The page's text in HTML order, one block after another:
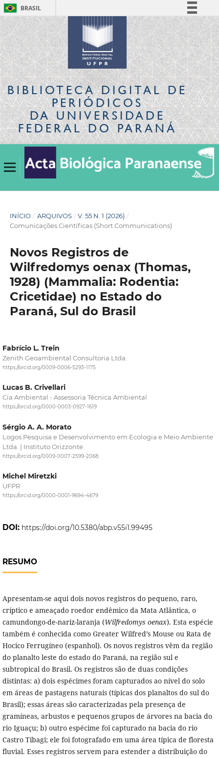
BRASIL
Simplifique!
Comunica BR
Participe
Acesso à informação
Legislação
Canais
BIBLIOTECA DIGITALDE
PERIÓDICOS
DA UNIVERSIDADE
FEDERAL DO PARANÁ
INÍCIO / ARQUIVOS / V. 55 N. 1 (2026) /
Comunicações Científicas (Short Communications)
Novos Registros de
Wilfredomys oenax (Thomas,
1928) (Mammalia: Rodentia:
Cricetidae) no Estado do
Paraná, Sul do Brasil
Fabrício L. Trein
Zenith Geoambiental Consultoria Ltda.
https://orcid.org/0009-0006-5293-1175
Lucas B. Crivellari
Cia Ambiental - Assessoria Técnica Ambiental
https://orcid.org/0000-0003-0927-1619
Sérgio A. A. Morato
Logos Pesquisa e Desenvolvimento em Ecologia e Meio Ambiente
Ltda. | Instituto Orizzonte
https://orcid.org/0009-0007-2599-2068
Michel Miretzki
UFPR
https://orcid.org/0000-0001-9694-4679
DOI: https://doi.org/10.5380/abp.v55i1.99495
RESUMO
Apresentam-se aqui dois novos registros do pequeno, raro,
críptico e ameaçado roedor endêmico da Mata Atlântica, o
camundongo-de-nariz-laranja (Wilfredomys oenax). Esta espécie
também é conhecida como Greater Wilfred’s Mouse ou Rata de
Hocico Ferrugíneo (espanhol). Os novos registros vêm da região
do planalto leste do estado do Paraná, na região sul e
subtropical do Brasil. Os registros são de duas condições
distintas: a) dois espécimes foram capturados ao nível do solo
em áreas de pastagens naturais (típicas dos planaltos do sul do
Brasil); essas áreas são caracterizadas pela presença de
gramíneas, arbustos e pequenos grupos de árvores na bacia do
rio Iguaçu; b) outro espécime foi capturado na bacia do rio
Castro Tibagi; ele foi fotografado em uma área típica de floresta
fluvial. Esses registros servem para estender a distribuição do